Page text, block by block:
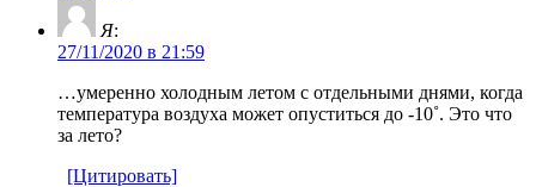
Я:
27/11/2020 в 21:59
…умеренно холодным летом с отдельными днями, когда
температура воздуха может опуститься до -10˚. Это что
за лето?
[Цитировать]